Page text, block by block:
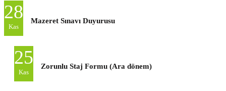
28
Kas
Mazeret Sınavı Duyurusu
25
Kas
Zorunlu Staj Formu (Ara dönem)